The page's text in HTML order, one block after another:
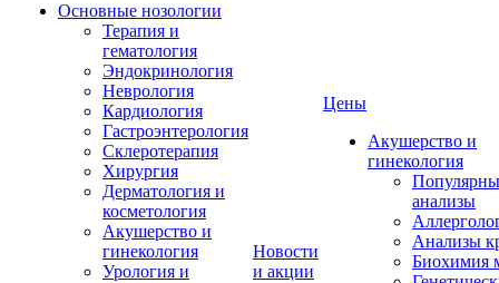
Основные нозологии
Терапия и
гематология
Эндокринология
Неврология
Кардиология
Гастроэнтерология
Склеротерапия
Хирургия
Дерматология и
косметология
Акушерство и
гинекология
Урология и
Новости
и акции
Цены
Акушерство и
гинекология
анализы
Анализы
Биохимия